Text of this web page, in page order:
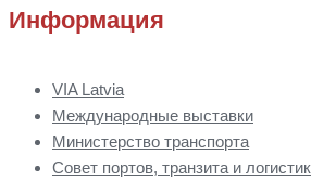
Информация
VIA Latvia
Международные выставки
Министерство транспорта
Совет портов, транзита и